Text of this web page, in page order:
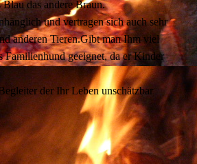
Blau das andere Braun.
und vertragen sich auch sehr
anderen Tieren.Gibt man Ihm viel
Familienhund geeignet, da er Kinder
der Ihr Leben unschätzbar